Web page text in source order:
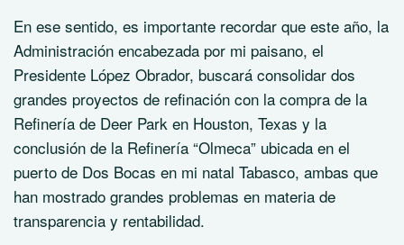
En ese sentido, es importante recordar que este año, la
Administración encabezada por mi paisano, el
Presidente López Obrador, buscará consolidar dos
grandes proyectos de refinación con la compra de la
Refinería de Deer Park en Houston, Texas y la
conclusión de la Refinería “Olmeca” ubicada en el
puerto de Dos Bocas en mi natal Tabasco, ambas que
han mostrado grandes problemas en materia de
transparencia y rentabilidad.